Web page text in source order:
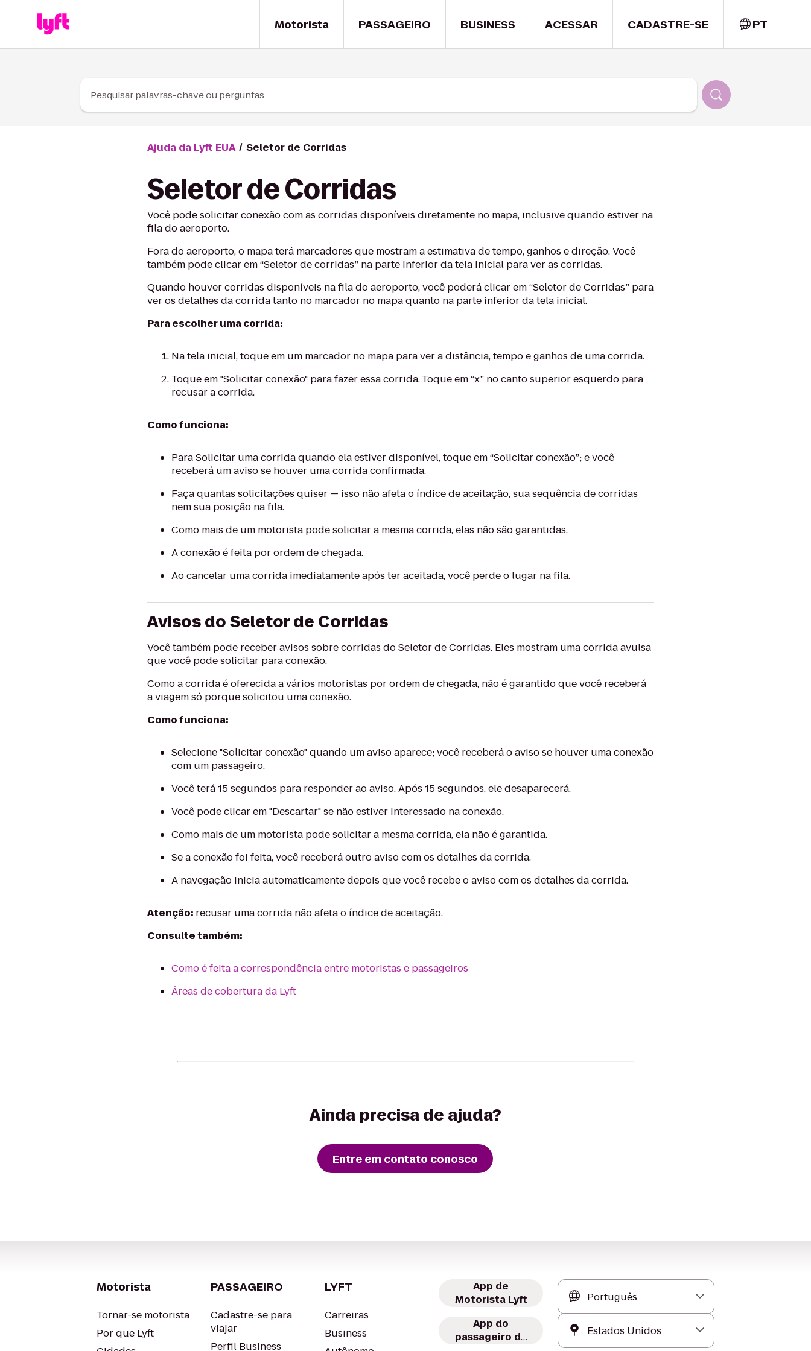
Motorista PASSAGEIRO BUSINESS ACESSAR CADASTRE-SE PT
Pesquisar palavras-chave ou perguntas
Ajuda da Lyft EUA Seletor de Corridas
Seletor de Corridas
Você pode solicitar conexão com as corridas disponíveis diretamente no mapa, inclusive quando estiver na
fila do aeroporto.
Fora do aeroporto, o mapa terá marcadores que mostram a estimativa de tempo, ganhos e direção. Você
também pode clicar em “Seletor de corridas” na parte inferior da tela inicial para ver as corridas.
Quando houver corridas disponíveis na fila do aeroporto, você poderá clicar em “Seletor de Corridas” para
ver os detalhes da corrida tanto no marcador no mapa quanto na parte inferior da tela inicial.
Para escolher uma corrida:
Na tela inicial, toque em um marcador no mapa para ver a distância, tempo e ganhos de uma corrida.
Toque em "Solicitar conexão" para fazer essa corrida. Toque em “x” no canto superior esquerdo para
recusar a corrida.
Como funciona:
Para Solicitar uma corrida quando ela estiver disponível, toque em “Solicitar conexão”; e você
receberá um aviso se houver uma corrida confirmada.
Faça quantas solicitações quiser — isso não afeta o índice de aceitação, sua sequência de corridas
nem sua posição na fila.
Como mais de um motorista pode solicitar a mesma corrida, elas não são garantidas.
A conexão é feita por ordem de chegada.
Ao cancelar uma corrida imediatamente após ter aceitada, você perde o lugar na fila.
Avisos do Seletor de Corridas
Você também pode receber avisos sobre corridas do Seletor de Corridas. Eles mostram uma corrida avulsa
que você pode solicitar para conexão.
Como a corrida é oferecida a vários motoristas por ordem de chegada, não é garantido que você receberá
a viagem só porque solicitou uma conexão.
Como funciona:
Selecione "Solicitar conexão" quando um aviso aparece; você receberá o aviso se houver uma conexão
com um passageiro.
Você terá 15 segundos para responder ao aviso. Após 15 segundos, ele desaparecerá.
Você pode clicar em "Descartar" se não estiver interessado na conexão.
Como mais de um motorista pode solicitar a mesma corrida, ela não é garantida.
Se a conexão foi feita, você receberá outro aviso com os detalhes da corrida.
A navegação inicia automaticamente depois que você recebe o aviso com os detalhes da corrida.
Atenção: recusar uma corrida não afeta o índice de aceitação.
Consulte também:
Como é feita a correspondência entre motoristas e passageiros
Áreas de cobertura da Lyft
Ainda precisa de ajuda?
Entre em contato conosco
Motorista
Tornar-se motorista
Por que Lyft
PASSAGEIRO
Cadastre-se para
viajar
Perfil Business
LYFT
Carreiras
Business
App de
Motorista Lyft
App do
passageiro da